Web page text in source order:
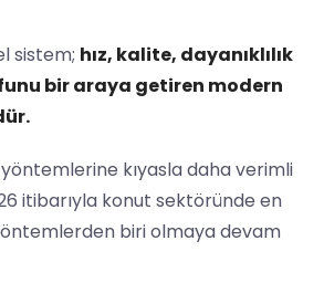
sistem; hız, kalite, dayanıklılık
bir araya getiren modern
kıyasla daha verimli
itibarıyla konut sektöründe en
biri olmaya devam